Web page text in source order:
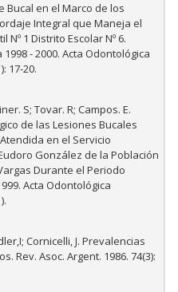
Bucal en el Marco de los
Integral que Maneja el
1 Distrito Escolar Nº 6.
- 2000. Acta Odontológica
17-20.
S; Tovar. R; Campos. E.
de las Lesiones Bucales
en el Servicio
González de la Población
Durante el Periodo
Acta Odontológica
Cornicelli, J. Prevalencias
Rev. Asoc. Argent. 1986. 74(3):